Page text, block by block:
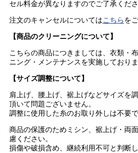
セル料金が異なりますのでご了承くださ
注文のキャンセルについてはこちら を
【商品のクリーニングについて】
こちらの商品につきましては、衣類・
ニング・メンテナンスを実施しておりま
【サイズ調整について】
肩上げ、腰上げ、裾上げなどサイズを
頂いて問題ございません。
調整に使用した糸のお取り外しは不要で
商品の保護のためミシン、裾上げ・両
慮ください。
損傷や破損含め、継続利用不可と判断